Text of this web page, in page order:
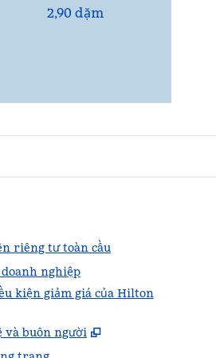
2,90 dặm
riêng tư toàn cầu
nghiệp
kiện giảm giá của Hilton
và buôn người
,